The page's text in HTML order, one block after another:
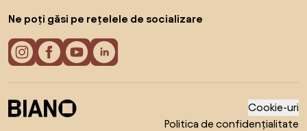
Ne poți găsi pe rețelele de socializare
Cookie-uri
Politica de confidențialitate